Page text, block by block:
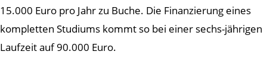
15.000 Euro pro Jahr zu Buche. Die Finanzierung eines
kompletten Studiums kommt so bei einer sechs-jährigen
Laufzeit auf 90.000 Euro.